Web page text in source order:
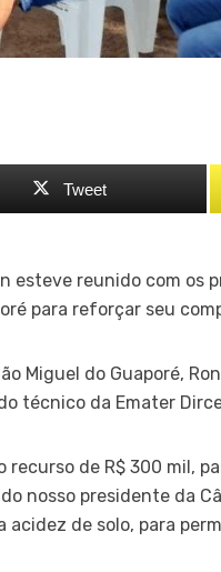
Tweet
reunido com os
para reforçar seu
Miguel do Guaporé,
técnico da Emater
de R$ 300 mil,
nosso presidente da
de solo, para